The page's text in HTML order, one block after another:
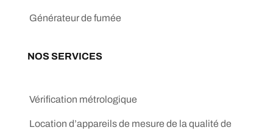
Générateur de fumée
NOS SERVICES
Vérification métrologique
Location d’appareils de mesure de la qualité de